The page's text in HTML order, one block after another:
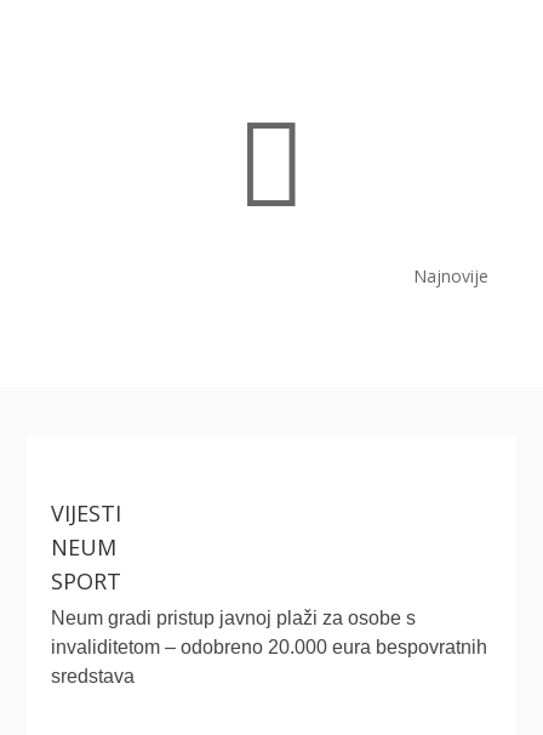

Najnovije
VIJESTI
NEUM
SPORT
Neum gradi pristup javnoj plaži za osobe s
invaliditetom – odobreno 20.000 eura bespovratnih
sredstava